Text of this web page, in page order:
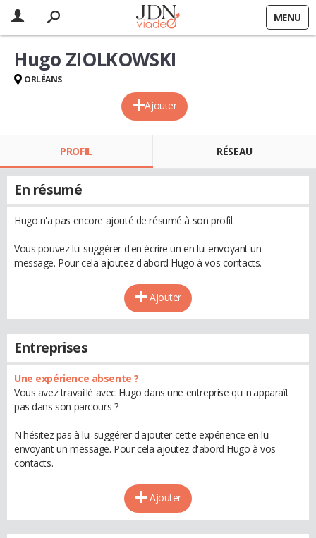
MENU
Ajouter
Hugo ZIOLKOWSKI
ORLÉANS
PROFIL RÉSEAU
En résumé
Hugo n'a pas encore ajouté de résumé à son profil.
Vous pouvez lui suggérer d'en écrire un en lui envoyant un
message. Pour cela ajoutez d'abord Hugo à vos contacts.
Ajouter
Entreprises
Une expérience absente ?
Vous avez travaillé avec Hugo dans une entreprise qui n'apparaît
pas dans son parcours ?
N'hésitez pas à lui suggérer d'ajouter cette expérience en lui
envoyant un message. Pour cela ajoutez d'abord Hugo à vos
contacts.
Ajouter